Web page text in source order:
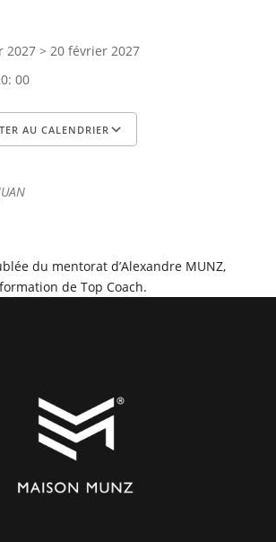
2027 > 20 février 2027
00
AU CALENDRIER
du mentorat d’Alexandre MUNZ,
de Top Coach.